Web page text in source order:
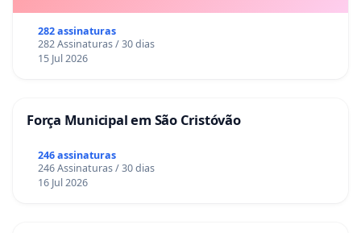
282 assinaturas
282 Assinaturas / 30 dias
15 Jul 2026
Força Municipal em São Cristóvão
246 assinaturas
246 Assinaturas / 30 dias
16 Jul 2026